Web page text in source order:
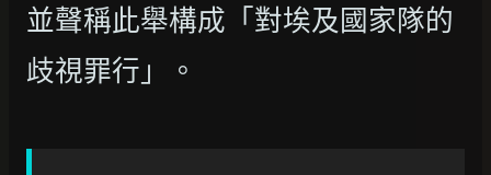
並聲稱此舉構成「對埃及國家隊的
歧視罪行」。